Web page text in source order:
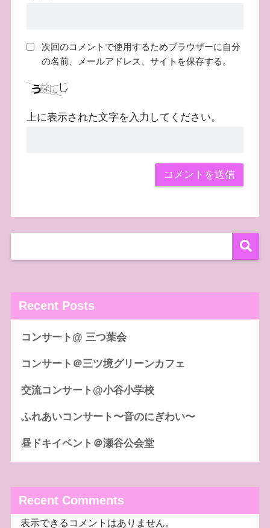
次回のコメントで使用するためブラウザーに自分
の名前、メールアドレス、サイトを保存する。
上に表示された文字を入力してください。
Recent Posts
コンサート@ 三つ葉会
コンサート＠三ツ境グリーンカフェ
交流コンサート@小谷小学校
ふれあいコンサート〜音のにぎわい〜
昼ドキイベント＠瀬谷公会堂
Recent Comments
表示できるコメントはありません。